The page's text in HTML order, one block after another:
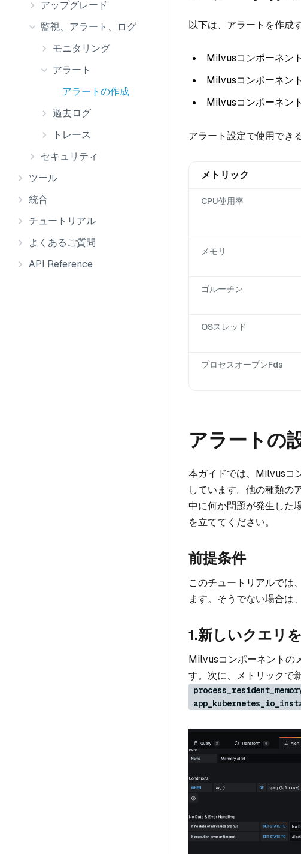
アップグレード
監視、アラート、ログ
モニタリング
アラート
アラートの作成
過去ログ
トレース
セキュリティ
ツール
統合
チュートリアル
よくあるご質問
API Reference
以下は、アラートを作成
Milvusコンポーネン
Milvusコンポーネン
Milvusコンポーネン
アラート設定で使用でき
メトリック
CPU使用率
メモリ
ゴルーチン
OSスレッド
プロセスオープンFds
アラートの
本ガイドでは、Milvusコ
しています。他の種類の
中に何か問題が発生した場
を立ててください。
前提条件
このチュートリアルでは
ます。そうでない場合は、
1.新しいクエリ
Milvusコンポーネントの
す。次に、メトリックで